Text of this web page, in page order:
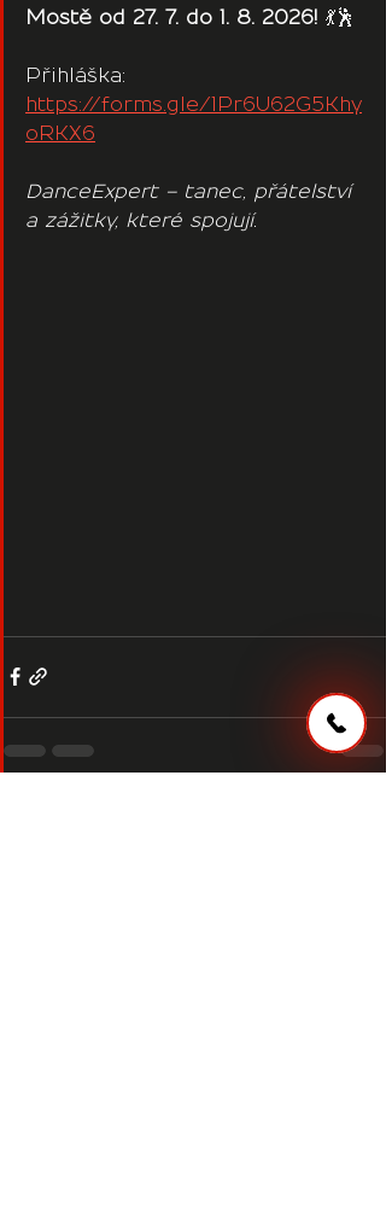
Mostě od 27. 7. do 1. 8. 2026! 💃🕺
Přihláška:
https://forms.gle/1Pr6U62G5Khy
oRKX6
DanceExpert – tanec, přátelství
a zážitky, které spojují.